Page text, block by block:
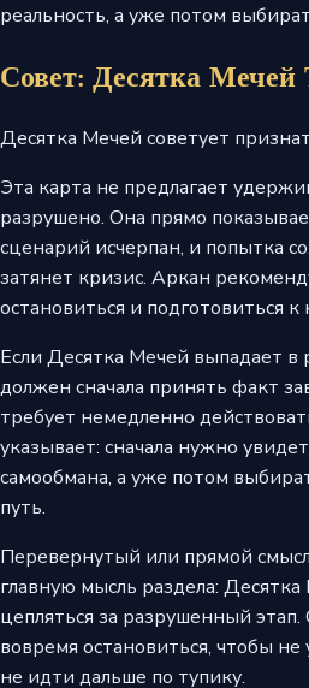
реальность, а уже потом
Совет: Десятка Мечей
Десятка Мечей советует
Эта карта не предлагает
разрушено. Она прямо
сценарий исчерпан, и попытка
затянет кризис. Аркан
остановиться и подготовиться к
Если Десятка Мечей выпадает в
должен сначала принять факт
требует немедленно
указывает: сначала нужно
самообмана, а уже потом
путь.
Перевернутый или прямой
главную мысль раздела:
цепляться за разрушенный этап.
вовремя остановиться, чтобы не
не идти дальше по тупику.